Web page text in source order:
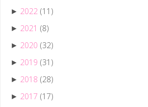
► 2022 (11)
► 2021 (8)
► 2020 (32)
► 2019 (31)
► 2018 (28)
► 2017 (17)